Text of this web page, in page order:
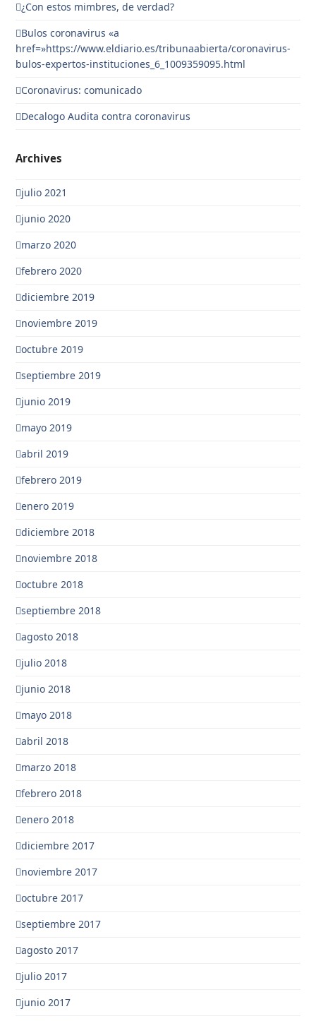
¿Con estos mimbres, de verdad?
Bulos coronavirus «a
href=»https://www.eldiario.es/tribunaabierta/coronavirus-
bulos-expertos-instituciones_6_1009359095.html
Coronavirus: comunicado
Decalogo Audita contra coronavirus
Archives
julio 2021
junio 2020
marzo 2020
febrero 2020
diciembre 2019
noviembre 2019
octubre 2019
septiembre 2019
junio 2019
mayo 2019
abril 2019
febrero 2019
enero 2019
diciembre 2018
noviembre 2018
octubre 2018
septiembre 2018
agosto 2018
julio 2018
junio 2018
mayo 2018
abril 2018
marzo 2018
febrero 2018
enero 2018
diciembre 2017
noviembre 2017
octubre 2017
septiembre 2017
agosto 2017
julio 2017
junio 2017